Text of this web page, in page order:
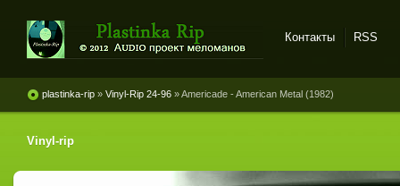
винила и магнитоальбомов
Контакты RSS
plastinka-rip » Vinyl-Rip 24-96 » Americade - American Metal (1982)
Vinyl-rip